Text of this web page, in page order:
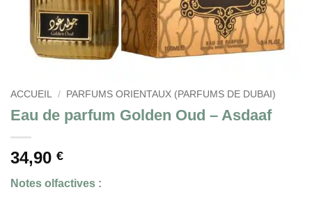
ACCUEIL / PARFUMS ORIENTAUX (PARFUMS DE DUBAI)
Eau de parfum Golden Oud – Asdaaf
34,90 €
Notes olfactives :